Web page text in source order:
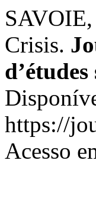
Crisis.
https://
Acesso